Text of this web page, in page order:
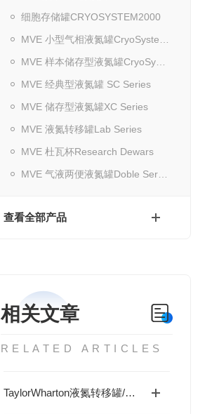
细胞存储罐CRYOSYSTEM2000
MVE 样本储存型液氮罐CryoSystem Series
MVE 经典型液氮罐 SC Series
MVE 储存型液氮罐XC Series
MVE 液氮转移罐Lab Series
MVE 杜瓦杯Research Dewars
MVE 气液两便液氮罐Doble Series
查看全部产品
相关文章
RELATED ARTICLES
TaylorWharton液氮转移罐/气相/航空液氮罐代理商哪家好？上海赛岐以质优价廉服务赢得市场口碑